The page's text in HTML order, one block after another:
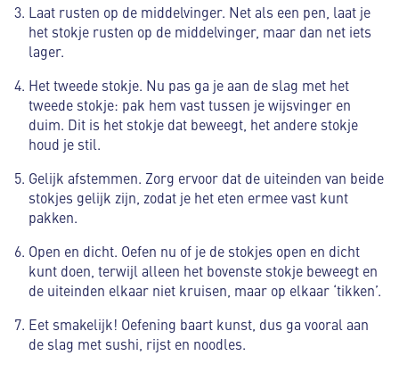
Laat rusten op de middelvinger. Net als een pen, laat je
het stokje rusten op de middelvinger, maar dan net iets
lager.
Het tweede stokje. Nu pas ga je aan de slag met het
tweede stokje: pak hem vast tussen je wijsvinger en
duim. Dit is het stokje dat beweegt, het andere stokje
houd je stil.
Gelijk afstemmen. Zorg ervoor dat de uiteinden van beide
stokjes gelijk zijn, zodat je het eten ermee vast kunt
pakken.
Open en dicht. Oefen nu of je de stokjes open en dicht
kunt doen, terwijl alleen het bovenste stokje beweegt en
de uiteinden elkaar niet kruisen, maar op elkaar ‘tikken’.
Eet smakelijk! Oefening baart kunst, dus ga vooral aan
de slag met sushi, rijst en noodles.